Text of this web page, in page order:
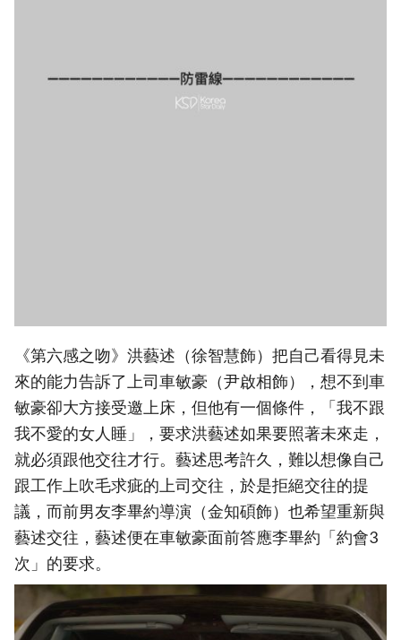
《第六感之吻》洪藝述（徐智慧飾）把自己看得見未
來的能力告訴了上司車敏豪（尹啟相飾），想不到車
敏豪卻大方接受邀上床，但他有一個條件，「我不跟
我不愛的女人睡」，要求洪藝述如果要照著未來走，
就必須跟他交往才行。藝述思考許久，難以想像自己
跟工作上吹毛求疵的上司交往，於是拒絕交往的提
議，而前男友李畢約導演（金知碩飾）也希望重新與
藝述交往，藝述便在車敏豪面前答應李畢約「約會3
次」的要求。